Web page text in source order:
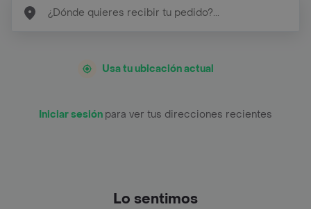
Usa tu ubicación actual
Iniciar sesión para ver tus direcciones recientes
Lo sentimos